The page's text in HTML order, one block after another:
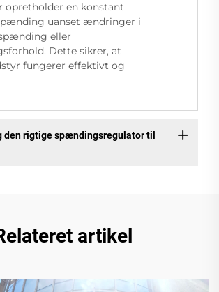
opretholder en konstant
uanset ændringer i
eller
Dette sikrer, at
fungerer effektivt og
den rigtige spændingsregulator til
artikel